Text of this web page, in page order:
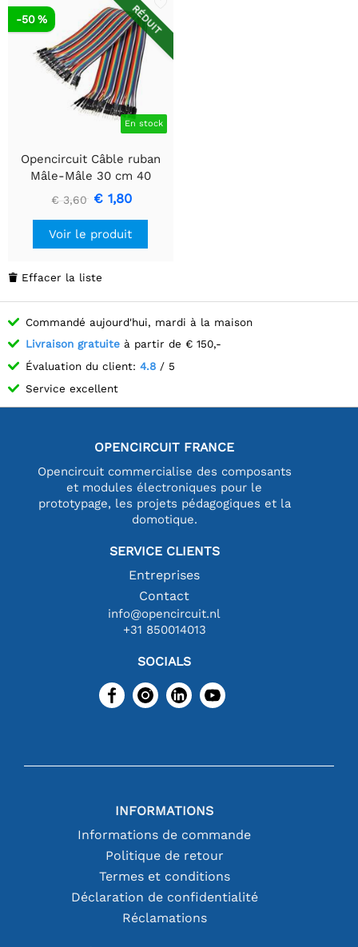
RÉDUIT
En stock
-50 %
Opencircuit Câble ruban
Mâle-Mâle 30 cm 40
pièces
€ 3,60 € 1,80
Voir le produit
 Effacer la liste
Commandé aujourd'hui, mardi à la maison
Livraison gratuite à partir de € 150,-
Évaluation du client: 4.8 / 5
Service excellent
OPENCIRCUIT FRANCE
Opencircuit commercialise des composants
et modules électroniques pour le
prototypage, les projets pédagogiques et la
domotique.
SERVICE CLIENTS
Entreprises
Contact
info@opencircuit.nl
+31 850014013
SOCIALS
INFORMATIONS
Informations de commande
Politique de retour
Termes et conditions
Déclaration de confidentialité
Réclamations